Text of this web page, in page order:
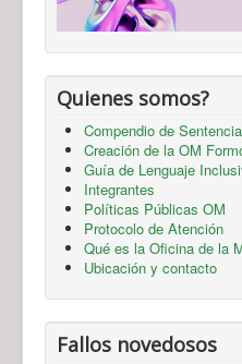
Quienes somos?
Compendio de
Creación de la OM
Guía de Lenguaje
Integrantes
Políticas Públicas OM
Protocolo de Atención
Qué es la Oficina de la
Ubicación y contacto
Fallos novedosos